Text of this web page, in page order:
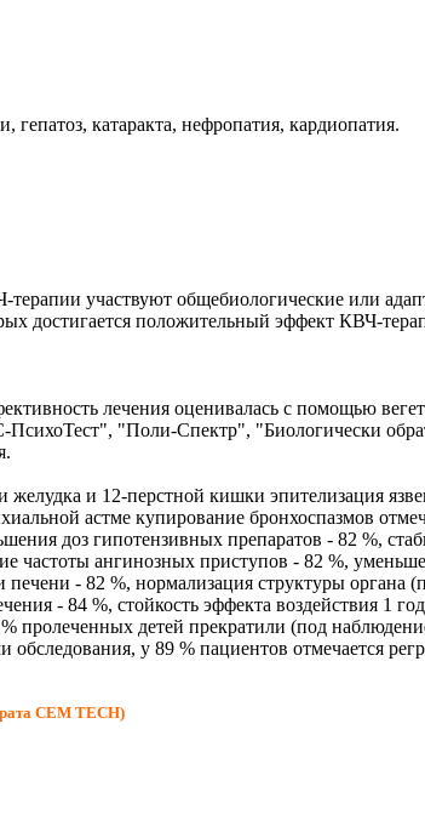
катаракта, нефропатия, кардиопатия.
участвуют общебиологические или
достигается положительный эффект КВЧ-
лечения оценивалась с помощью
"Поли-Спектр", "Биологически
и 12-перстной кишки эпителизация
астме купирование бронхоспазмов
доз гипотензивных препаратов - 82 %,
ангинозных приступов - 82 %,
- 82 %, нормализация структуры
- 84 %, стойкость эффекта воздействия 1
пролеченных детей прекратили (под
у 89 % пациентов отмечается
CEM TECH)